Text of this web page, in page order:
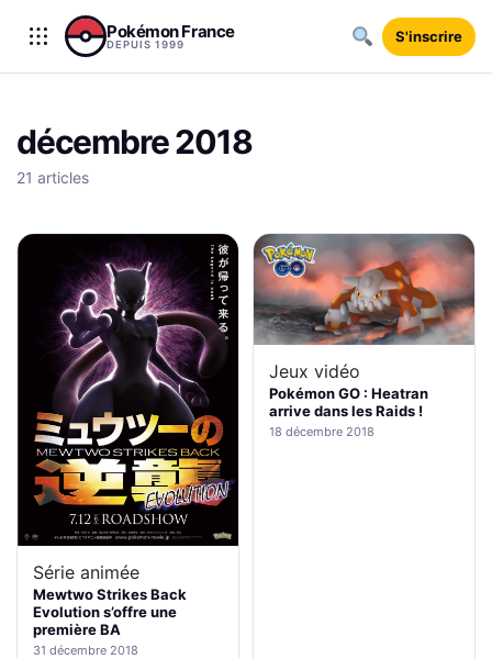
Aller au contenu
Pokémon France
DEPUIS 1999 S'inscrire
décembre 2018
21 articles
Série animée
Mewtwo Strikes Back
Evolution s’offre une
première BA
31 décembre 2018
Jeux vidéo
Pokémon GO : Heatran
arrive dans les Raids !
18 décembre 2018